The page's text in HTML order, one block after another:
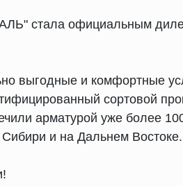
стала официальным
выгодные и комфортные
сортовой
арматурой уже более
и на Дальнем Востоке.